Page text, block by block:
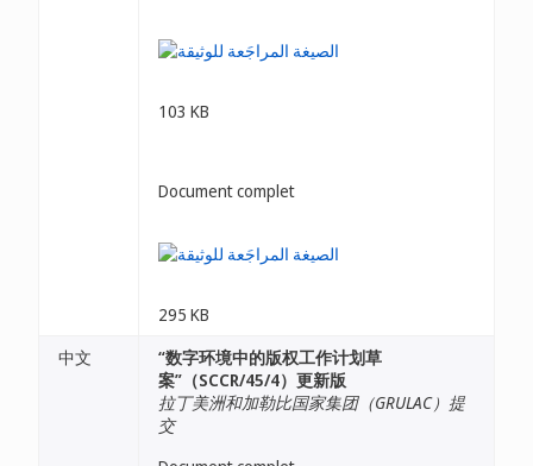
103 KB
Document complet
295 KB
中文
“数字环境中的版权工作计划草
案”（SCCR/45/4）更新版
拉丁美洲和加勒比国家集团（GRULAC）提
交